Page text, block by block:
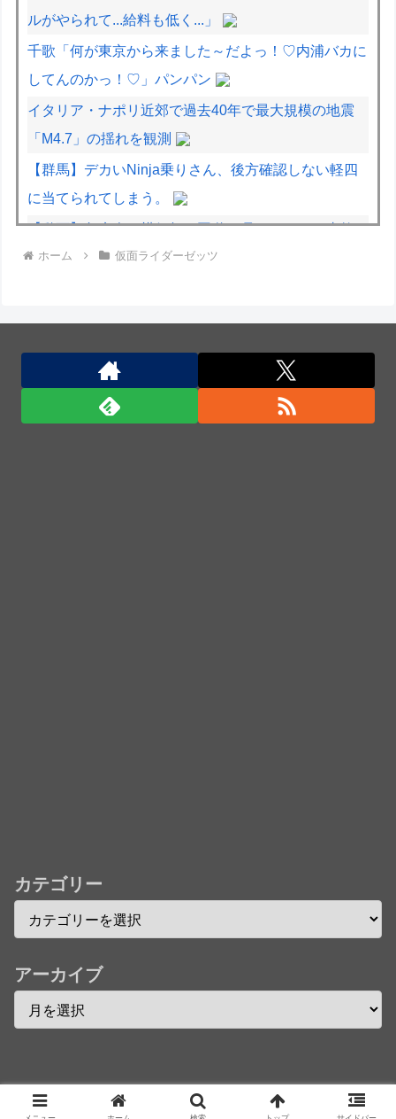
ルがやられて...給料も低く...」
千歌「何が東京から来ました～だよっ！♡内浦バカに
してんのかっ！♡」パンパン
イタリア・ナポリ近郊で過去40年で最大規模の地震
「M4.7」の揺れを観測
【群馬】デカいNinja乗りさん、後方確認しない軽四
に当てられてしまう。
【動画】急病人？横須賀の国道16号でおかしな事故
が撮影される。
ウクライナがモスクワに向けて初の弾道ミサイルを発
★【ワートリ】風間隊3人≒忍田単騎くらいのイメー
ジかな
Powered by livedoor 相互RSS
ホーム 仮面ライダーゼッツ
カテゴリー
アーカイブ
Copyright © 2016 へんそく！ All Rights Reserved.